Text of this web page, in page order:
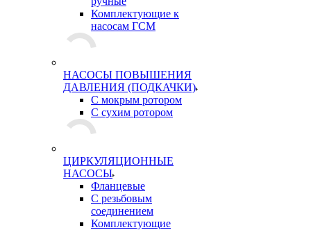
Комплектующие к
насосам ГСМ
НАСОСЫ ПОВЫШЕНИЯ
ДАВЛЕНИЯ (ПОДКАЧКИ)
С мокрым ротором
С сухим ротором
ЦИРКУЛЯЦИОННЫЕ
НАСОСЫ
Фланцевые
С резьбовым
соединением
Комплектующие